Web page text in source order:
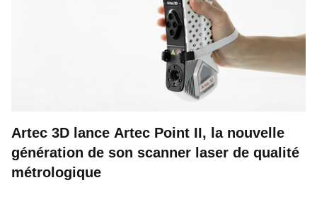
Artec 3D lance Artec Point II, la nouvelle
génération de son scanner laser de qualité
métrologique